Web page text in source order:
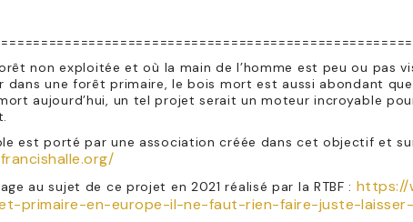
non exploitée et où la main de l’homme est peu ou pas
dans une forêt primaire, le bois mort est aussi abondant
aujourd’hui, un tel projet serait un moteur incroyable
est porté par une association créée dans cet objectif et
au sujet de ce projet en 2021 réalisé par la RTBF : https://
primaire-en-europe-il-ne-faut-rien-faire-juste-